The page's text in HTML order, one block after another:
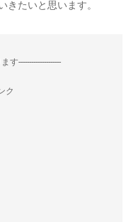
きたいと思います。
す--------------------
ク